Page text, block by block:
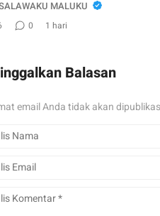
MALUKU
0 1 hari
Balasan
email Anda tidak akan